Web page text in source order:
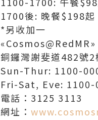
1700後: 晚餐$198
*另收加一
«Cosmos@RedMR»
銅鑼灣謝斐道482號2
Sun-Thur: 1100-
Fri-Sat, Eve: 1100-
電話：3125 3113
網址：